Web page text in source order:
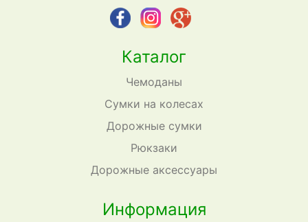
Каталог
Чемоданы
Сумки на колесах
Дорожные сумки
Рюкзаки
Дорожные аксессуары
Информация